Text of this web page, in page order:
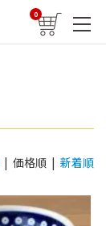
0
| 価格順 | 新着順